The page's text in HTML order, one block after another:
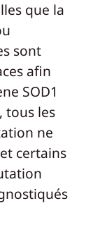
que la
sont
afin
SOD1
tous les
ne
certains